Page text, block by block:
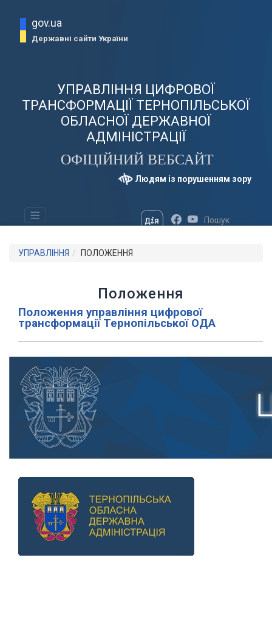
gov.ua
Державні сайти України
УПРАВЛІННЯ ЦИФРОВОЇ
ТРАНСФОРМАЦІЇ ТЕРНОПІЛЬСЬКОЇ
ОБЛАСНОЇ ДЕРЖАВНОЇ
АДМІНІСТРАЦІЇ
ОФІЦІЙНИЙ ВЕБСАЙТ
Людям із порушенням зору
УПРАВЛІННЯ ПОЛОЖЕННЯ
Положення
Положення управління цифрової
трансформації Тернопільської ОДА
Previous